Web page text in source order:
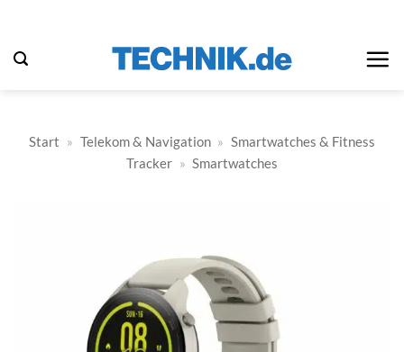
springen
Start » Telekom & Navigation » Smartwatches & Fitness
Tracker » Smartwatches